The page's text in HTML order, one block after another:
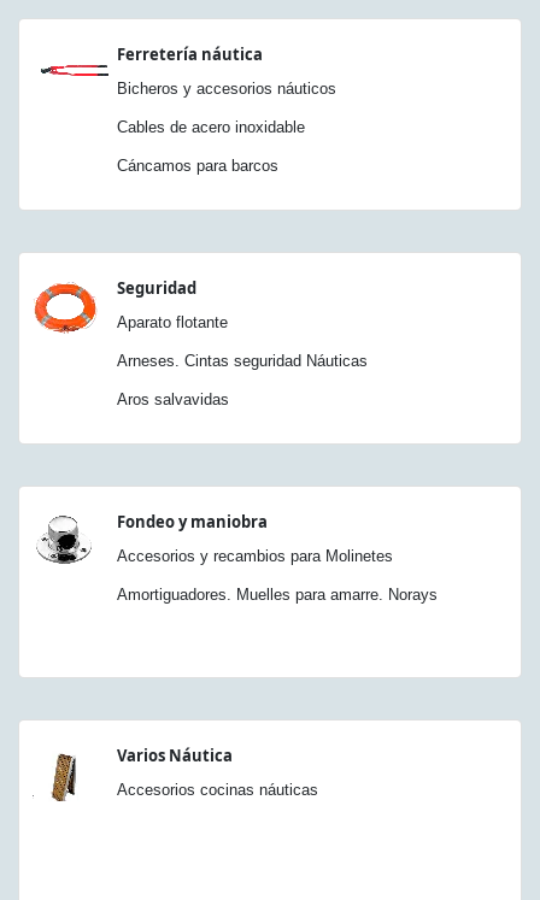
Ferretería náutica
Bicheros y accesorios náuticos
Cables de acero inoxidable
Cáncamos para barcos
Seguridad
Aparato flotante
Arneses. Cintas seguridad Náuticas
Aros salvavidas
Fondeo y maniobra
Accesorios y recambios para Molinetes
Amortiguadores. Muelles para amarre. Norays
Varios Náutica
Accesorios cocinas náuticas